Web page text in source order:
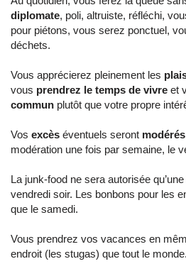
diplomate, poli, altruiste, réfléchi,
pour piétons, vous serez ponctuel,
déchets.
Vous apprécierez pleinement les
vous prendrez le temps de vivre et
commun plutôt que votre propre
Vos excès éventuels seront modérés
modération une fois par semaine, le
La junk-food ne sera autorisée
vendredi soir. Les bonbons pour les
que le samedi.
Vous prendrez vos vacances en
endroit (les stugas) que tout le monde.